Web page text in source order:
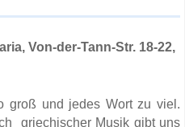
Von-der-Tann-Str. 18-22,
groß und jedes Wort zu viel.
griechischer Musik gibt uns